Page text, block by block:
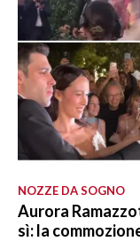
NOZZE DA SOGNO
Aurora
sì: la